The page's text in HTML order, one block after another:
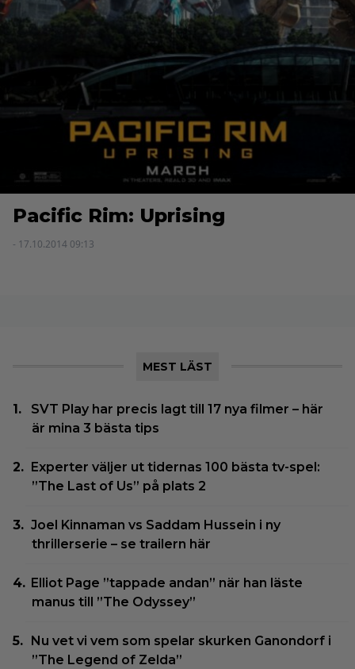
Pacific Rim: Uprising
- 17.10.2014 09:13
MEST LÄST
SVT Play har precis lagt till 17 nya filmer – här
är mina 3 bästa tips
Experter väljer ut tidernas 100 bästa tv-spel:
”The Last of Us” på plats 2
Joel Kinnaman vs Saddam Hussein i ny
thrillerserie – se trailern här
Elliot Page ”tappade andan” när han läste
manus till ”The Odyssey”
Nu vet vi vem som spelar skurken Ganondorf i
”The Legend of Zelda”